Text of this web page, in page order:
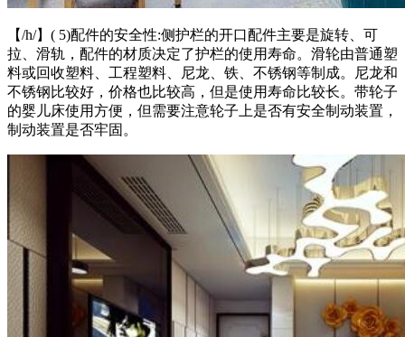
【/h/】( 5)配件的安全性:侧护栏的开口配件主要是旋转、可
拉、滑轨，配件的材质决定了护栏的使用寿命。滑轮由普通塑
料或回收塑料、工程塑料、尼龙、铁、不锈钢等制成。尼龙和
不锈钢比较好，价格也比较高，但是使用寿命比较长。带轮子
的婴儿床使用方便，但需要注意轮子上是否有安全制动装置，
制动装置是否牢固。